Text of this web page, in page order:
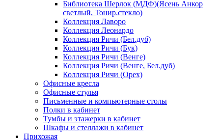
Библиотека Шерлок (МДФ)(Ясень Анкор
светлый, Тонир.стекло)
Коллекция Лаворо
Коллекция Леонардо
Коллекция Ричи (Бел.дуб)
Коллекция Ричи (Бук)
Коллекция Ричи (Венге)
Коллекция Ричи (Венге, Бел.дуб)
Коллекция Ричи (Орех)
Офисные кресла
Офисные стулья
Письменные и компьютерные столы
Полки в кабинет
Тумбы и этажерки в кабинет
Шкафы и стеллажи в кабинет
Прихожая